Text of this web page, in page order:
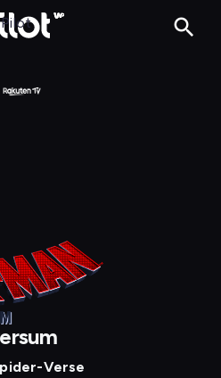
Spider-Man: Universum
Verse